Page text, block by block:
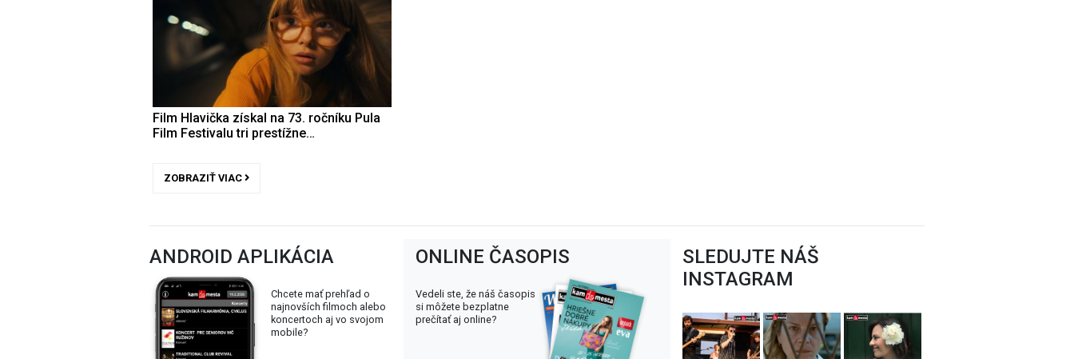
Film Hlavička získal na 73. ročníku Pula
Film Festivalu tri prestížne…
ZOBRAZIŤ VIAC
ANDROID APLIKÁCIA
Chcete mať prehľad o
najnovších filmoch alebo
koncertoch aj vo svojom
mobile?
ONLINE ČASOPIS
Vedeli ste, že náš časopis
si môžete bezplatne
prečítať aj online?
SLEDUJTE NÁŠ
INSTAGRAM